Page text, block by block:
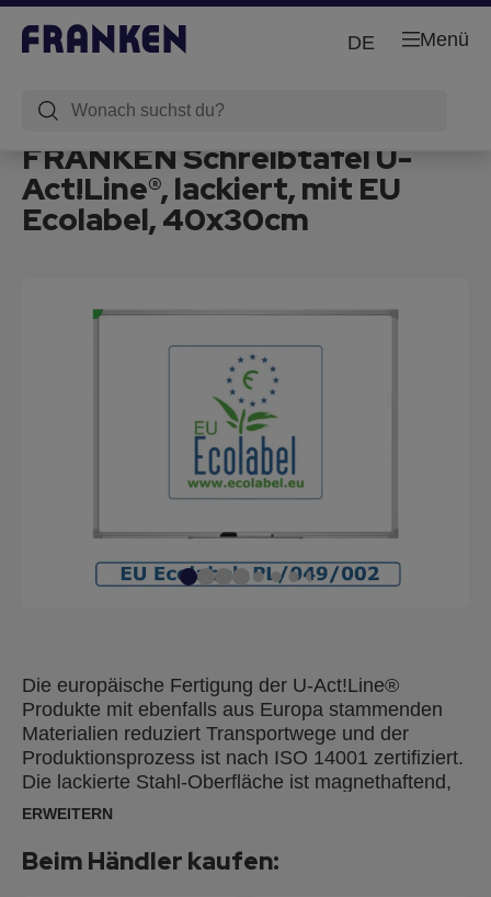
Menü
DE
FRANKEN Schreibtafel U-
Act!Line®, lackiert, mit EU
Ecolabel, 40x30cm
Die europäische Fertigung der U-Act!Line®
Produkte mit ebenfalls aus Europa stammenden
Materialien reduziert Transportwege und der
Produktionsprozess ist nach ISO 14001 zertifiziert.
Die lackierte Stahl-Oberfläche ist magnethaftend,
beschriftbar und trocken oder feucht abwischbar.
Anbringen von Notizen, Memos und Fotos. Und für
ERWEITERN
Beim Händler kaufen: